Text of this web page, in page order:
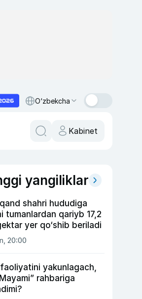
O‘zbekcha
Kabinet
yangiliklar
shahri hududiga
tumanlardan qariyb 17,2
yer qo‘shib beriladi
20:00
yakunlagach,
rahbariga